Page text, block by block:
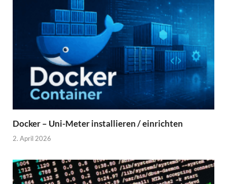
Docker – Uni-Meter installieren / einrichten
2. April 2026